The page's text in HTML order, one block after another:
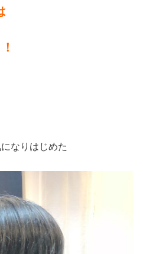
なりはじめた